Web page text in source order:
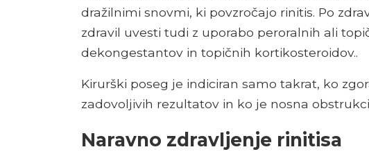
dražilnimi snovmi, ki povzročajo rinitis. Po
zdravil uvesti tudi z uporabo peroralnih ali
dekongestantov in topičnih kortikosteroidov..
Kirurški poseg je indiciran samo takrat, ko
zadovoljivih rezultatov in ko je nosna
Naravno zdravljenje rinitisa